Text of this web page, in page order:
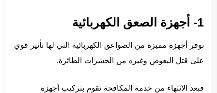
1- أجهزة الصعق الكهربائية
نوفر أجهزة مميزة من الصواعق الكهربائية التي لها تأثير قوي
على قتل البعوض وغيره من الحشرات الطائرة.
فبعد الانتهاء من خدمة المكافحة نقوم بتركيب أجهزة